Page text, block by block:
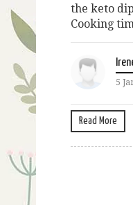
the keto
Cooking
5
Read More